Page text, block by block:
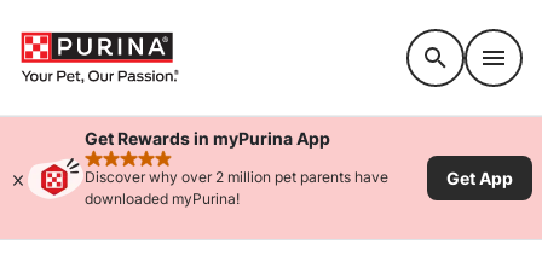
Get Rewards in myPurina App
rated 4.9 stars
Discover why over 2 million pet parents have
downloaded myPurina!
Get App